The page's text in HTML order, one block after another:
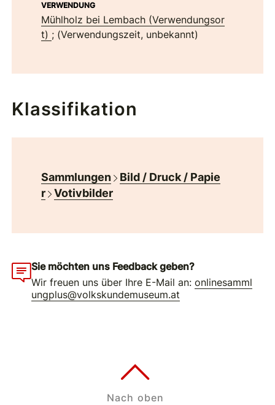
VERWENDUNG
Mühlholz bei Lembach (Verwendungsor
t) ; (Verwendungszeit, unbekannt)
Klassifikation
Sammlungen
Bild / Druck / Papie
r
Votivbilder
Sie möchten uns Feedback geben?
Wir freuen uns über Ihre E-Mail an:onlinesamml
ungplus@volkskundemuseum.at
Nach oben